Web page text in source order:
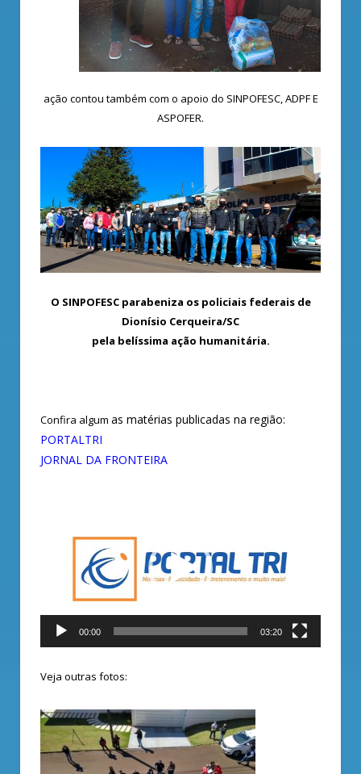
ação contou também com o apoio do SINPOFESC, ADPF E
ASPOFER.
O SINPOFESC parabeniza os policiais federais de
Dionísio Cerqueira/SC
pela belíssima ação humanitária.
Confira algum as matérias publicadas na região:
PORTALTRI
JORNAL DA FRONTEIRA
00:00 03:20
Veja outras fotos: